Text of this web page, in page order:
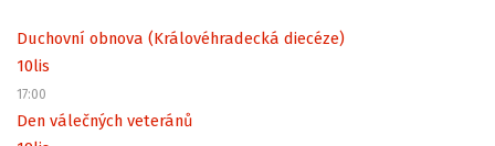
Duchovní obnova (Královéhradecká diecéze)
10lis
17:00
Den válečných veteránů